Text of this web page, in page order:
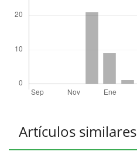
Artículos similares